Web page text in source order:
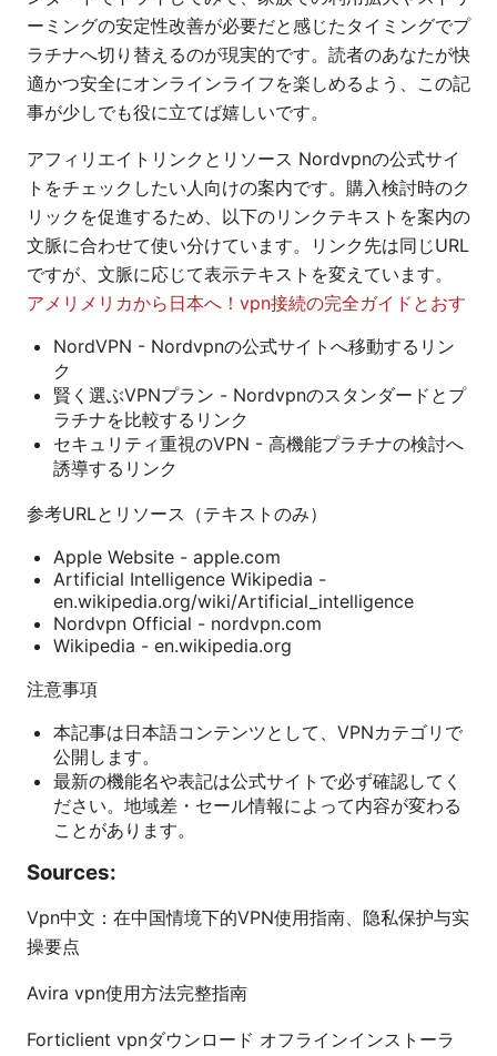
ーミングの安定性改善が必要だと感じたタイミングでプ
ラチナへ切り替えるのが現実的です。読者のあなたが快
適かつ安全にオンラインライフを楽しめるよう、この記
事が少しでも役に立てば嬉しいです。
アフィリエイトリンクとリソース Nordvpnの公式サイ
トをチェックしたい人向けの案内です。購入検討時のク
リックを促進するため、以下のリンクテキストを案内の
文脈に合わせて使い分けています。リンク先は同じURL
ですが、文脈に応じて表示テキストを変えています。
アメリメリカから日本へ！vpn接続の完全ガイドとおす
NordVPN - Nordvpnの公式サイトへ移動するリン
ク
賢く選ぶVPNプラン - Nordvpnのスタンダードとプ
ラチナを比較するリンク
セキュリティ重視のVPN - 高機能プラチナの検討へ
誘導するリンク
参考URLとリソース（テキストのみ）
Apple Website - apple.com
Artificial Intelligence Wikipedia -
en.wikipedia.org/wiki/Artificial_intelligence
Nordvpn Official - nordvpn.com
Wikipedia - en.wikipedia.org
注意事項
本記事は日本語コンテンツとして、VPNカテゴリで
公開します。
最新の機能名や表記は公式サイトで必ず確認してく
ださい。地域差・セール情報によって内容が変わる
ことがあります。
Sources:
Vpn中文：在中国情境下的VPN使用指南、隐私保护与实
操要点
Avira vpn使用方法完整指南
Forticlient vpnダウンロード オフラインインストーラ